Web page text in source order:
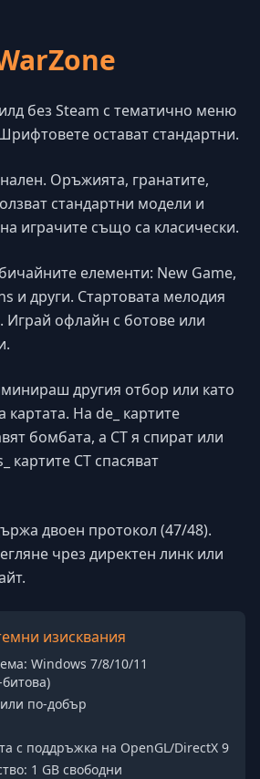
без Steam с тематично меню
остават стандартни.
Оръжията, гранатите,
стандартни модели и
играчите също са класически.
елементи: New Game,
и други. Стартовата мелодия
Играй офлайн с ботове или
другия отбор или като
На de_ картите
бомбата, а CT я спират или
картите CT спасяват
двоен протокол (47/48).
чрез директен линк или
изисквания
Windows 7/8/10/11
по-добър
с поддръжка на OpenGL/DirectX 9
1 GB свободни